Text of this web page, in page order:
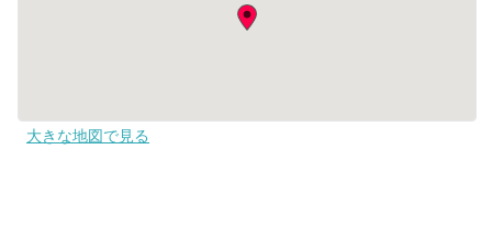
大きな地図で見る